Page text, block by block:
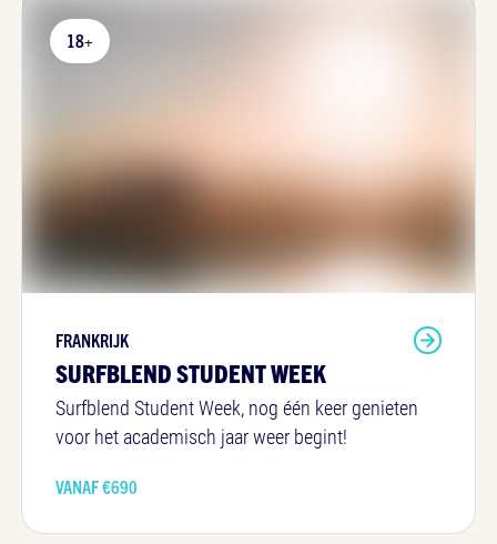
18+
FRANKRIJK
SURFBLEND STUDENT WEEK
Surfblend Student Week, nog één keer genieten
voor het academisch jaar weer begint!
VANAF €690